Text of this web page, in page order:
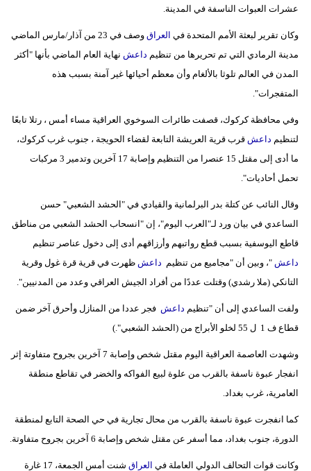
عشرات العبوات الناسفة في المدينة.
وكان تقرير لبعثة الأمم المتحدة في العراق
وصف في 23 من آذار/مارس الماضي
مدينة الرمادي التي تم تحريرها من تنظيم داعش نهاية العام الماضي بأنها "أكثر
المدن في العالم تلوثا بالألغام وأن معظم أحيائها غير آمنة بسبب هذه
المتفجرات".
وفي محافظة كركوك، قصفت طائرات السوخوي العراقية مساء أمس ، رتلا تابعًا
لتنظيم داعش قرب قرية العريشة التابعة لقضاء الحويجة ، جنوب غرب كركوك،
ما أدى إلى مقتل 15 عنصرا من التنظيم وإصابة 17 آخرين وتدمير 3 مركبات
تحمل أحاديات".
وقال النائب عن كتلة بدر البرلمانية والقيادي في "الحشد الشعبي" حسن
الساعدي في بيان ورد لـ"العرب اليوم"، إن "انسحاب الحشد الشعبي من مناطق
قاطع اليوسفية بسبب قطع رواتبهم وأرزاقهم أدى إلى دخول عناصر تنظيم
داعش "، وبين أن "مجاميع من تنظيم داعش ظهرت في قرية قرة غول وقرية
التانكي (ملا رشدي) وقتلت عددًا من أفراد الجيش العراقي وعدد من المدنيين".
ولفت الساعدي إلى أن "تنظيم داعش فجر عددا من المنازل وأحرق آخر ضمن
قطاع ف 1 ل 55 لخلو الأبراج من (الحشد الشعبي".)
وشهدت العاصمة العراقية اليوم مقتل شخص وإصابة 7 آخرين بجروح متفاوتة إثر
انفجار عبوة ناسفة بالقرب من علوة لبيع الفواكه والخضر في تقاطع منطقة
العامرية، غرب بغداد.
كما انفجرت عبوة ناسفة بالقرب من محال تجارية في حي الصحة التابع لمنطقة
الدورة، جنوب بغداد، مما أسفر عن مقتل شخص وإصابة 6 آخرين بجروح متفاوتة.
وكانت قوات التحالف الدولي العاملة في العراق
شنت أمس الجمعة، 17 غارة